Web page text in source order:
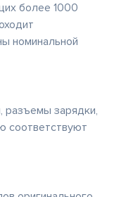
более 1000
номинальной
разъемы зарядки,
соответствуют